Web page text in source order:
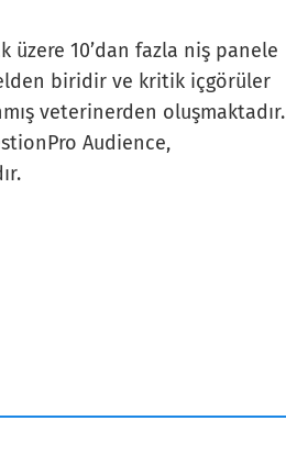
10’dan fazla niş panele
biridir ve kritik içgörüler
veterinerden oluşmaktadır.
Audience,